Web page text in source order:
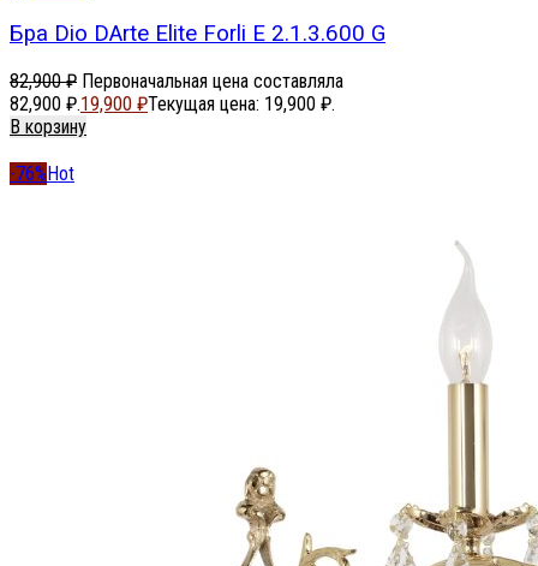
Бра Dio DArte Elite Forli E 2.1.3.600 G
82,900₽ Первоначальная цена составляла
82,900 ₽.19,900 ₽Текущая цена: 19,900 ₽.
В корзину
-76%Hot